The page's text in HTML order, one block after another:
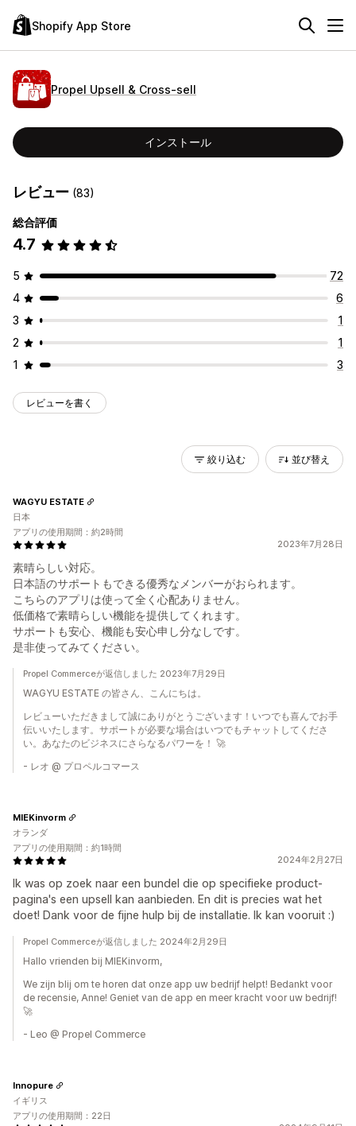
Shopify App Store
Propel Upsell & Cross‑sell
インストール
レビュー (83)
総合評価
4.7
5
72
4
6
3
1
2
1
1
3
レビューを書く
絞り込む 並び替え
2023年7月28日
素晴らしい対応。
日本語のサポートもできる優秀なメンバーがおられます。
こちらのアプリは使って全く心配ありません。
低価格で素晴らしい機能を提供してくれます。
サポートも安心、機能も安心申し分なしです。
是非使ってみてください。
WAGYU ESTATE
日本
アプリの使用期間：約2時間
Propel Commerceが返信しました 2023年7月29日
WAGYU ESTATE の皆さん、こんにちは。
レビューいただきまして誠にありがとうございます！いつでも喜んでお手
伝いいたします。サポートが必要な場合はいつでもチャットしてくださ
い。あなたのビジネスにさらなるパワーを！ 🚀
- レオ @ プロペルコマース
2024年2月27日
Ik was op zoek naar een bundel die op specifieke product-
pagina's een upsell kan aanbieden. En dit is precies wat het
doet! Dank voor de fijne hulp bij de installatie. Ik kan vooruit :)
MIEKinvorm
オランダ
アプリの使用期間：約1時間
Propel Commerceが返信しました 2024年2月29日
Hallo vrienden bij MIEKinvorm,
We zijn blij om te horen dat onze app uw bedrijf helpt! Bedankt voor
de recensie, Anne! Geniet van de app en meer kracht voor uw bedrijf!
🚀
- Leo @ Propel Commerce
Innopure
イギリス
アプリの使用期間：22日